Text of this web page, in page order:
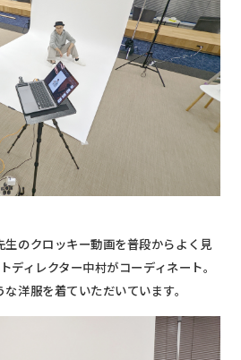
生のクロッキー動画を普段からよく見
ディレクター中村がコーディネート。
洋服を着ていただいています。